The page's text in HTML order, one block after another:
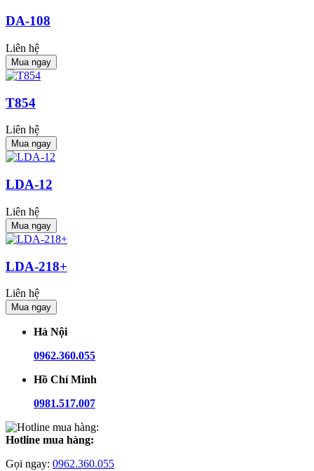
DA-108
Liên hệ
Mua ngay
T854
Liên hệ
Mua ngay
LDA-12
Liên hệ
Mua ngay
LDA-218+
Liên hệ
Mua ngay
Hà Nội
0962.360.055
Hồ Chí Minh
0981.517.007
Hotline mua hàng:
Gọi ngay: 0962.360.055